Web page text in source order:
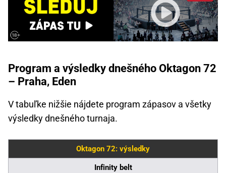
Program a výsledky dnešného Oktagon 72
– Praha, Eden
V tabuľke nižšie nájdete program zápasov a všetky
výsledky dnešného turnaja.
Oktagon 72: výsledky
Infinity belt